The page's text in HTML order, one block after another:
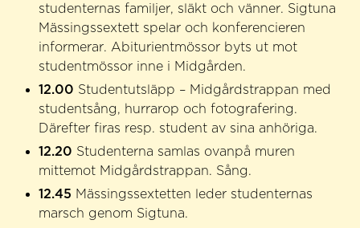
studenternas familjer, släkt och vänner. Sigtuna
Mässingssextett spelar och konferencieren
informerar. Abiturientmössor byts ut mot
studentmössor inne i Midgården.
12.00 Studentutsläpp – Midgårdstrappan med
studentsång, hurrarop och fotografering.
Därefter firas resp. student av sina anhöriga.
12.20 Studenterna samlas ovanpå muren
mittemot Midgårdstrappan. Sång.
12.45 Mässingssextetten leder studenternas
marsch genom Sigtuna.